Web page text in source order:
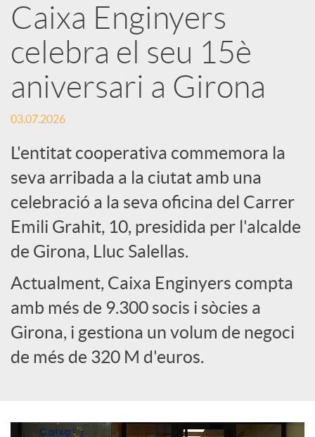
a
r
x
e
s
S
o
c
Caixa Enginyers
celebra el seu 15è
aniversari a Girona
03.07.2026
L'entitat cooperativa commemora la
seva arribada a la ciutat amb una
celebració a la seva oficina del Carrer
Emili Grahit, 10, presidida per l'alcalde
de Girona, Lluc Salellas.
Actualment, Caixa Enginyers compta
amb més de 9.300 socis i sòcies a
Girona, i gestiona un volum de negoci
de més de 320 M d'euros.